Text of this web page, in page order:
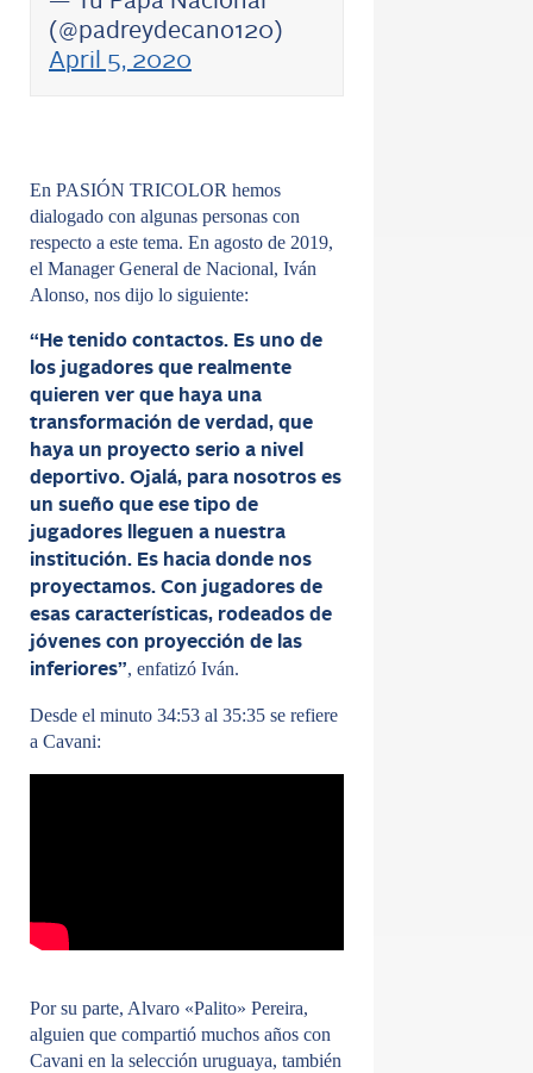
(@padreydecano120)
April 5, 2020
En PASIÓN TRICOLOR hemos
dialogado con algunas personas con
respecto a este tema. En agosto de 2019,
el Manager General de Nacional, Iván
Alonso, nos dijo lo siguiente:
“He tenido contactos. Es uno de
los jugadores que realmente
quieren ver que haya una
transformación de verdad, que
haya un proyecto serio a nivel
deportivo. Ojalá, para nosotros es
un sueño que ese tipo de
jugadores lleguen a nuestra
institución. Es hacia donde nos
proyectamos. Con jugadores de
esas características, rodeados de
jóvenes con proyección de las
inferiores”, enfatizó Iván.
Desde el minuto 34:53 al 35:35 se refiere
a Cavani:
Por su parte, Alvaro «Palito» Pereira,
alguien que compartió muchos años con
Cavani en la selección uruguaya, también